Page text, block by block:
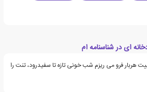
ای در شناسنامه ام
هربار فرو می ریزم شب خونی تازه تا سفیدرود، تنت را